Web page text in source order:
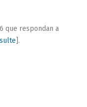
que respondan a
].